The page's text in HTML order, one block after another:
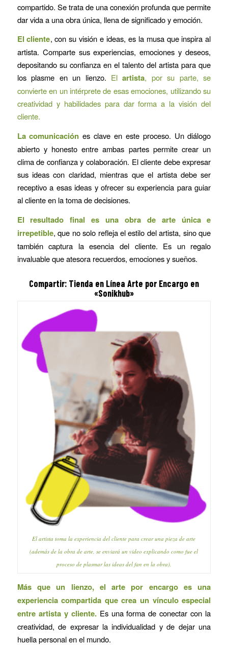
compartido. Se trata de una conexión profunda que permite
dar vida a una obra única, llena de significado y emoción.
El cliente, con su visión e ideas, es la musa que inspira al
artista. Comparte sus experiencias, emociones y deseos,
depositando su confianza en el talento del artista para que
los plasme en un lienzo. Elartista, por su parte, se
convierte en un intérprete de esas emociones, utilizando su
creatividad y habilidades para dar forma a la visión del
cliente.
La comunicación es clave en este proceso. Un diálogo
abierto y honesto entre ambas partes permite crear un
clima de confianza y colaboración. El cliente debe expresar
sus ideas con claridad, mientras que el artista debe ser
receptivo a esas ideas y ofrecer su experiencia para guiar
al cliente en la toma de decisiones.
El resultado final es una obra de arte única e
irrepetible, que no solo refleja el estilo del artista, sino que
también captura la esencia del cliente. Es un regalo
invaluable que atesora recuerdos, emociones y sueños.
Compartir: Tienda en Línea Arte por Encargo en
«Sonikhub»
El artista toma la experiencia del cliente para crear una pieza de arte
(además de la obra de arte, se enviará un video explicando como fue el
proceso de plasmar las ideas del fan en la obra).
Más que un lienzo, el arte por encargo es una
experiencia compartida que crea un vínculo especial
entre artista y cliente.Es una forma de conectar con la
creatividad, de expresar la individualidad y de dejar una
huella personal en el mundo.